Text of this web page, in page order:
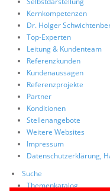
Kernkompetenzen
Dr. Holger
Top-Experten
Leitung & Kundenteam
Referenzkunden
Kundenaussagen
Referenzprojekte
Partner
Konditionen
Stellenangebote
Weitere Websites
Impressum
Datenschutzerklärung,
Suche
Themenkatalog